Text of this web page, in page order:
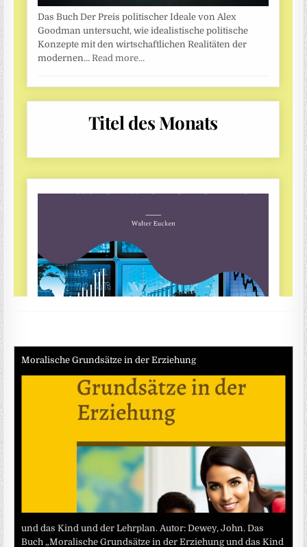
Moralische Grundsätze in der Erziehung
und das Kind und der Lehrplan. Autor: Dewey, John. Das
Buch „Moralische Grundsätze in der Erziehung und das Kind